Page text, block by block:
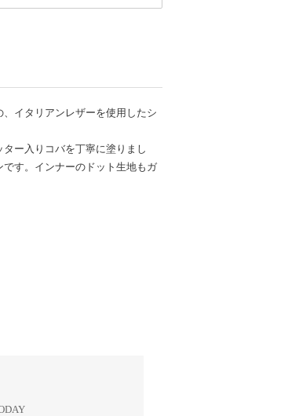
イタリアンレザーを使用したシ
ー入りコバを丁寧に塗りまし
す。インナーのドット生地もガ